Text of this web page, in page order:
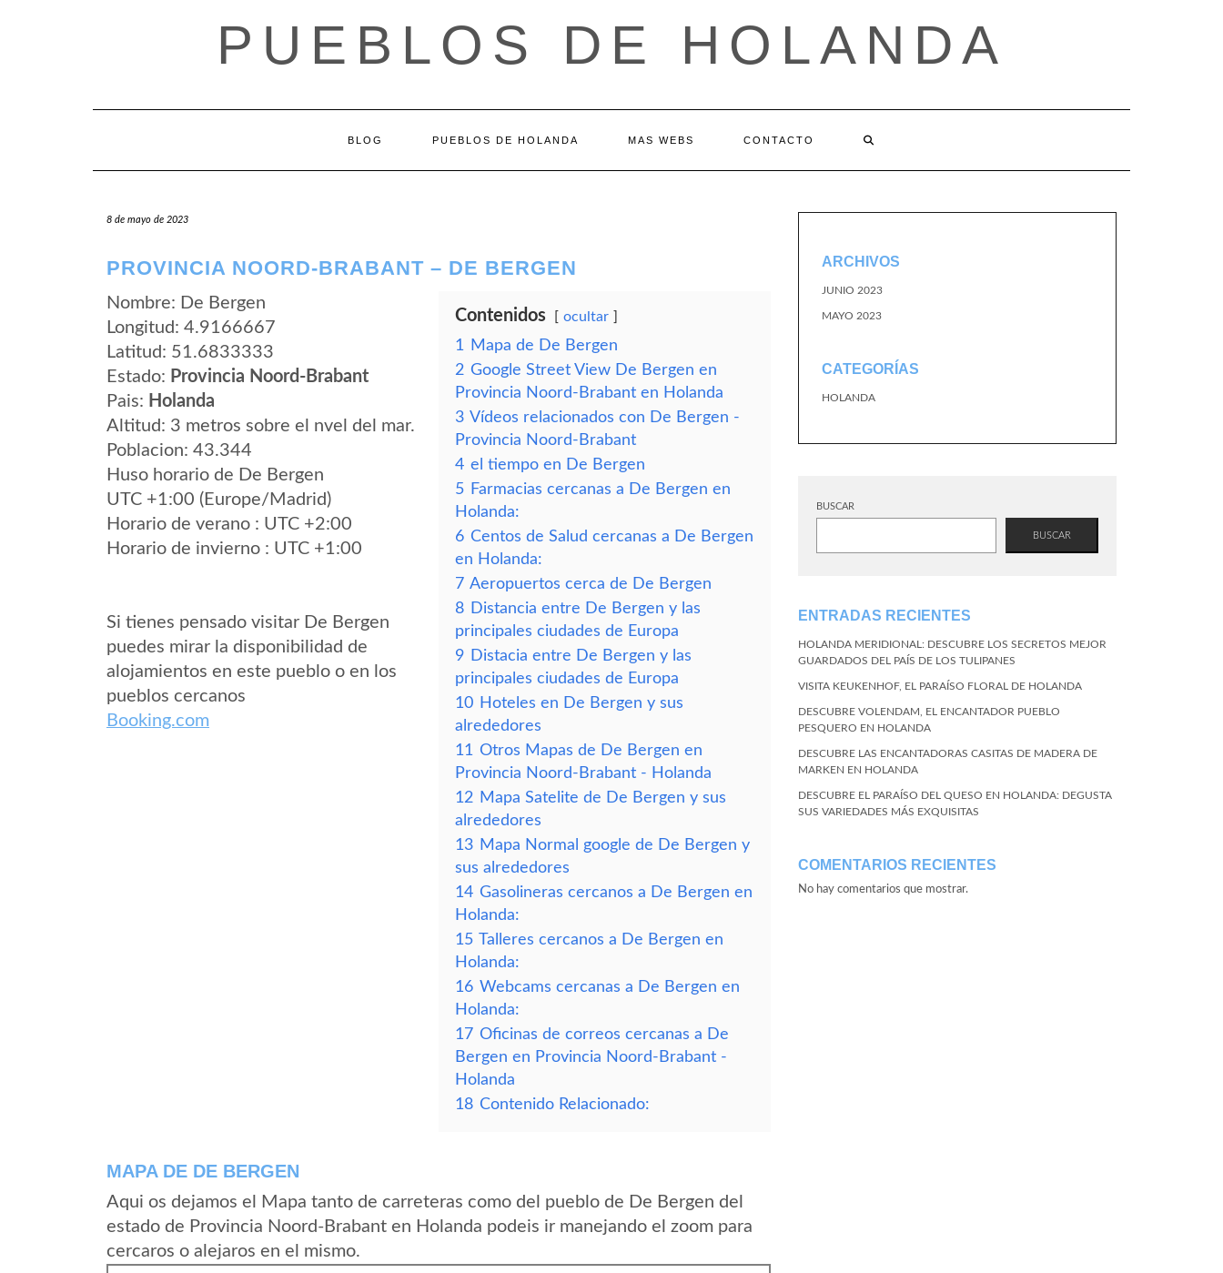
PUEBLOS DE HOLANDA
BLOG PUEBLOS DE HOLANDA MAS WEBS CONTACTO
8 de mayo de 2023
PROVINCIA NOORD-BRABANT – DE BERGEN
Nombre: De Bergen
Longitud: 4.9166667
Latitud: 51.6833333
Estado: Provincia Noord-Brabant
Pais: Holanda
Altitud: 3 metros sobre el nvel del mar.
Poblacion: 43.344
Huso horario de De Bergen
UTC +1:00 (Europe/Madrid)
Horario de verano : UTC +2:00
Horario de invierno : UTC +1:00
Si tienes pensado visitar De Bergen
puedes mirar la disponibilidad de
alojamientos en este pueblo o en los
pueblos cercanos
Booking.com
Contenidos ocultar
1
Mapa de De Bergen
2 Google Street View De Bergen en
Provincia Noord-Brabant en Holanda
3 Vídeos relacionados con De Bergen -
Provincia Noord-Brabant
4 el tiempo en De Bergen
5 Farmacias cercanas a De Bergen en
Holanda:
6 Centos de Salud cercanas a De Bergen
en Holanda:
7 Aeropuertos cerca de De Bergen
8 Distancia entre De Bergen y las
principales ciudades de Europa
9 Distacia entre De Bergen y las
principales ciudades de Europa
10 Hoteles en De Bergen y sus
alrededores
11 Otros Mapas de De Bergen en
Provincia Noord-Brabant - Holanda
12 Mapa Satelite de De Bergen y sus
alrededores
13 Mapa Normal google de De Bergen y
sus alrededores
14 Gasolineras cercanos a De Bergen en
Holanda:
15 Talleres cercanos a De Bergen en
Holanda:
16 Webcams cercanas a De Bergen en
Holanda:
17 Oficinas de correos cercanas a De
Bergen en Provincia Noord-Brabant -
Holanda
18 Contenido Relacionado:
MAPA DE DE BERGEN
Aqui os dejamos el Mapa tanto de carreteras como del pueblo de De Bergen del
estado de Provincia Noord-Brabant en Holanda podeis ir manejando el zoom para
cercaros o alejaros en el mismo.
ARCHIVOS
JUNIO 2023
MAYO 2023
CATEGORÍAS
HOLANDA
BUSCAR
BUSCAR
ENTRADAS RECIENTES
HOLANDA MERIDIONAL: DESCUBRE LOS SECRETOS MEJOR
GUARDADOS DEL PAÍS DE LOS TULIPANES
VISITA KEUKENHOF, EL PARAÍSO FLORAL DE HOLANDA
DESCUBRE VOLENDAM, EL ENCANTADOR PUEBLO
PESQUERO EN HOLANDA
DESCUBRE LAS ENCANTADORAS CASITAS DE MADERA DE
MARKEN EN HOLANDA
DESCUBRE EL PARAÍSO DEL QUESO EN HOLANDA: DEGUSTA
SUS VARIEDADES MÁS EXQUISITAS
COMENTARIOS RECIENTES
No hay comentarios que mostrar.